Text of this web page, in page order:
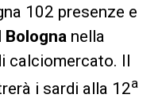
102 presenze e
Bolognanella
calciomercato. Il
i sardi alla 12a